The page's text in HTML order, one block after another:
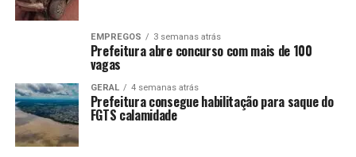
EMPREGOS 3 semanas atrás
Prefeitura abre concurso com mais de 100
vagas
GERAL 4 semanas atrás
Prefeitura consegue habilitação para saque do
FGTS calamidade